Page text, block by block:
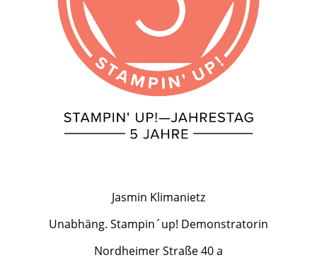
Jasmin Klimanietz
Unabhäng. Stampin´up! Demonstratorin
Nordheimer Straße 40 a